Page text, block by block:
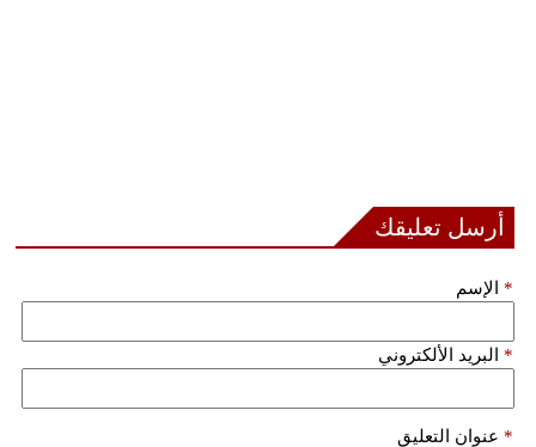
أرسل تعليقك
الإسم *
البريد الألكتروني *
عنوان التعليق *